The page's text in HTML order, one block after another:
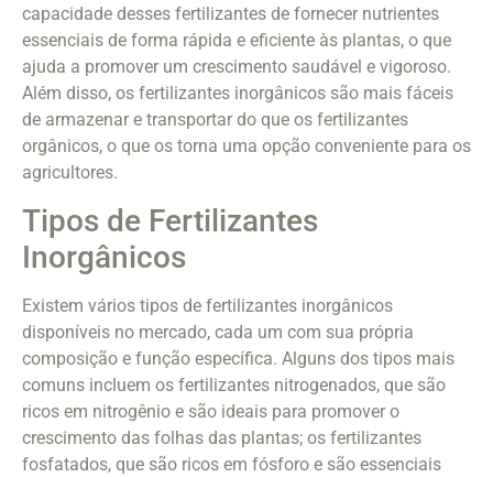
capacidade desses fertilizantes de fornecer nutrientes
essenciais de forma rápida e eficiente às plantas, o que
ajuda a promover um crescimento saudável e vigoroso.
Além disso, os fertilizantes inorgânicos são mais fáceis
de armazenar e transportar do que os fertilizantes
orgânicos, o que os torna uma opção conveniente para os
agricultores.
Tipos de Fertilizantes
Inorgânicos
Existem vários tipos de fertilizantes inorgânicos
disponíveis no mercado, cada um com sua própria
composição e função específica. Alguns dos tipos mais
comuns incluem os fertilizantes nitrogenados, que são
ricos em nitrogênio e são ideais para promover o
crescimento das folhas das plantas; os fertilizantes
fosfatados, que são ricos em fósforo e são essenciais